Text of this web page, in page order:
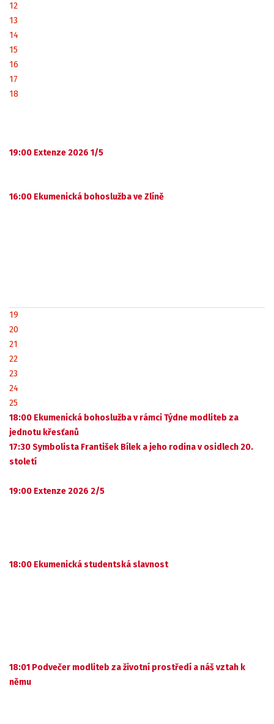
12
13
14
15
16
17
18
19:00 Extenze 2026 1/5
16:00 Ekumenická bohoslužba ve Zlíně
19
20
21
22
23
24
25
18:00 Ekumenická bohoslužba v rámci Týdne modliteb za
jednotu křesťanů
17:30 Symbolista František Bílek a jeho rodina v osidlech 20.
století
19:00 Extenze 2026 2/5
18:00 Ekumenická studentská slavnost
18:01 Podvečer modliteb za životní prostředí a náš vztah k
němu